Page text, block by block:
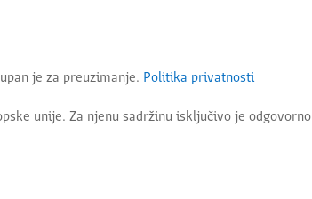
je za preuzimanje. Politika privatnosti
unije. Za njenu sadržinu isključivo je odgovorno